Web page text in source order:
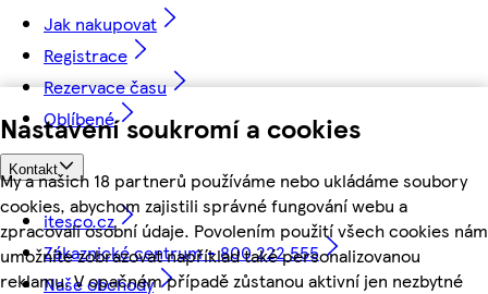
Nastavení soukromí a cookies
My a našich 18 partnerů používáme nebo ukládáme soubory
cookies, abychom zajistili správné fungování webu a
zpracovali osobní údaje. Povolením použití všech cookies nám
umožníte zobrazovat například také personalizovanou
reklamu. V opačném případě zůstanou aktivní jen nezbytné
Jak nakupovat
Registrace
Rezervace času
Oblíbené
Kontakt
itesco.cz
Zákaznické centrum - 800 222 555
Naše obchody